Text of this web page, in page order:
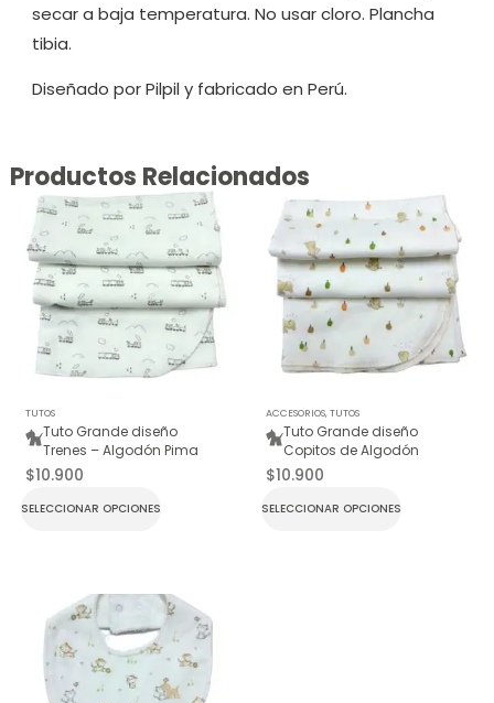
secar a baja temperatura. No usar cloro. Plancha
tibia.
Diseñado por Pilpil y fabricado en Perú.
Productos Relacionados
TUTOS
Tuto Grande diseño
Trenes – Algodón Pima
$10.900
SELECCIONAR OPCIONES
ACCESORIOS,TUTOS
Tuto Grande diseño
Copitos de Algodón
$10.900
SELECCIONAR OPCIONES